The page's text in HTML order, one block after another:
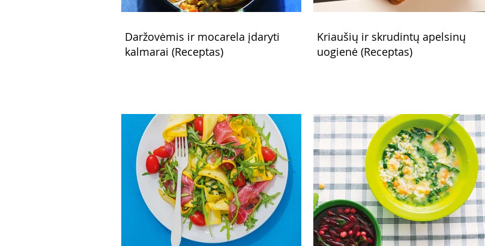
Daržovėmis ir mocarela įdaryti
kalmarai (Receptas)
Kriaušių ir skrudintų apelsinų
uogienė (Receptas)